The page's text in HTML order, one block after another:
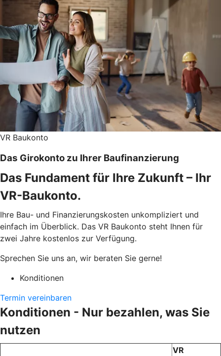
VR Baukonto
Das Girokonto zu Ihrer Baufinanzierung
Das Fundament für Ihre Zukunft – Ihr
VR-Baukonto.
Ihre Bau- und Finanzierungskosten unkompliziert und
einfach im Überblick. Das VR Baukonto steht Ihnen für
zwei Jahre kostenlos zur Verfügung.
Sprechen Sie uns an, wir beraten Sie gerne!
Konditionen
Termin vereinbaren
Konditionen - Nur bezahlen, was Sie
nutzen
VR